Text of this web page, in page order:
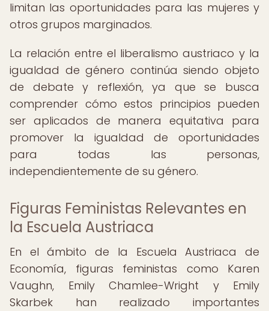
limitan las oportunidades para las mujeres y
otros grupos marginados.
La relación entre el liberalismo austriaco y la
igualdad de género continúa siendo objeto
de debate y reflexión, ya que se busca
comprender cómo estos principios pueden
ser aplicados de manera equitativa para
promover la igualdad de oportunidades
para todas las personas,
independientemente de su género.
Figuras Feministas Relevantes en
la Escuela Austriaca
En el ámbito de la Escuela Austriaca de
Economía, figuras feministas como Karen
Vaughn, Emily Chamlee-Wright y Emily
Skarbek han realizado importantes